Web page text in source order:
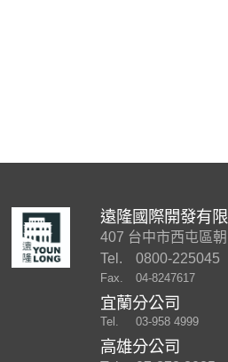
遠隆國際開發有
407 台中市西屯區
Tel.
0800-225045
Fax. 04-8247617
宜蘭分公司
Tel. 03-958 4999
高雄分公司